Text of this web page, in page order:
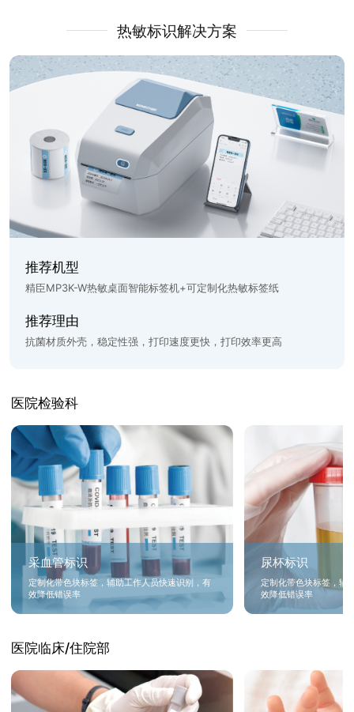
热敏标识解决方案
推荐机型
精臣MP3K-W热敏桌面智能标签机+可定制化热敏标签纸
推荐理由
抗菌材质外壳，稳定性强，打印速度更快，打印效率更高
医院检验科
采血管标识
定制化带色块标签，辅助工作人员快速识别，有
效降低错误率
尿杯标识
定制化带色块标签，辅
效降低错误率
医院临床/住院部